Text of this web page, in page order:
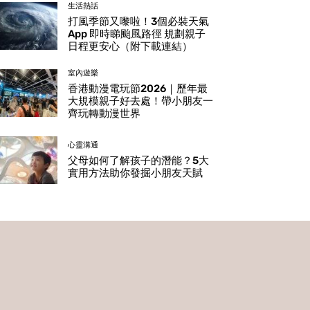
生活熱話
打風季節又嚟啦！3個必裝天氣
App 即時睇颱風路徑 規劃親子
日程更安心（附下載連結）
室內遊樂
香港動漫電玩節2026｜歷年最
大規模親子好去處！帶小朋友一
齊玩轉動漫世界
心靈溝通
父母如何了解孩子的潛能？5大
實用方法助你發掘小朋友天賦